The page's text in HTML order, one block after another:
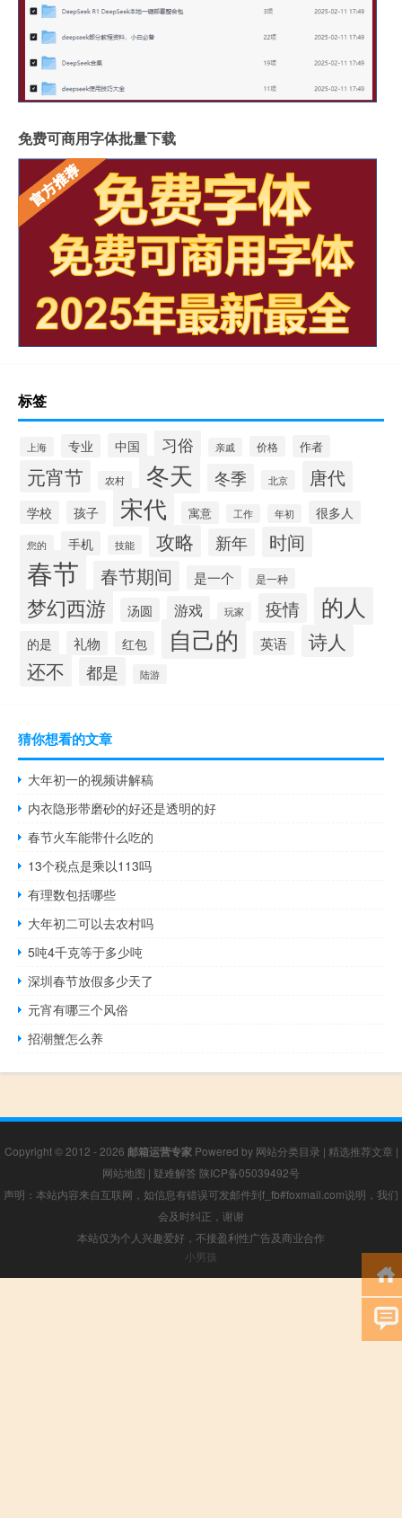
免费可商用字体批量下载
标签
上海 专业 中国 习俗 亲戚 价格 作者
元宵节 农村 冬天 冬季 北京 唐代
学校 孩子 宋代 寓意 工作 年初 很多人
您的 手机 技能 攻略 新年 时间
春节 春节期间 是一个 是一种
梦幻西游 汤圆 游戏 玩家 疫情 的人
的是 礼物 红包 自己的 英语
诗人
还不
都是 陆游
猜你想看的文章
大年初一的视频讲解稿
内衣隐形带磨砂的好还是透明的好
春节火车能带什么吃的
13个税点是乘以113吗
有理数包括哪些
大年初二可以去农村吗
5吨4千克等于多少吨
深圳春节放假多少天了
元宵有哪三个风俗
招潮蟹怎么养
Copyright © 2012 - 2026 邮箱运营专家Powered by 网站分类目录 | 精选推荐文章 |
网站地图 | 疑难解答 陕ICP备05039492号
声明：本站内容来自互联网，如信息有错误可发邮件到f_fb#foxmail.com说明，我们
会及时纠正，谢谢
本站仅为个人兴趣爱好，不接盈利性广告及商业合作
小男孩